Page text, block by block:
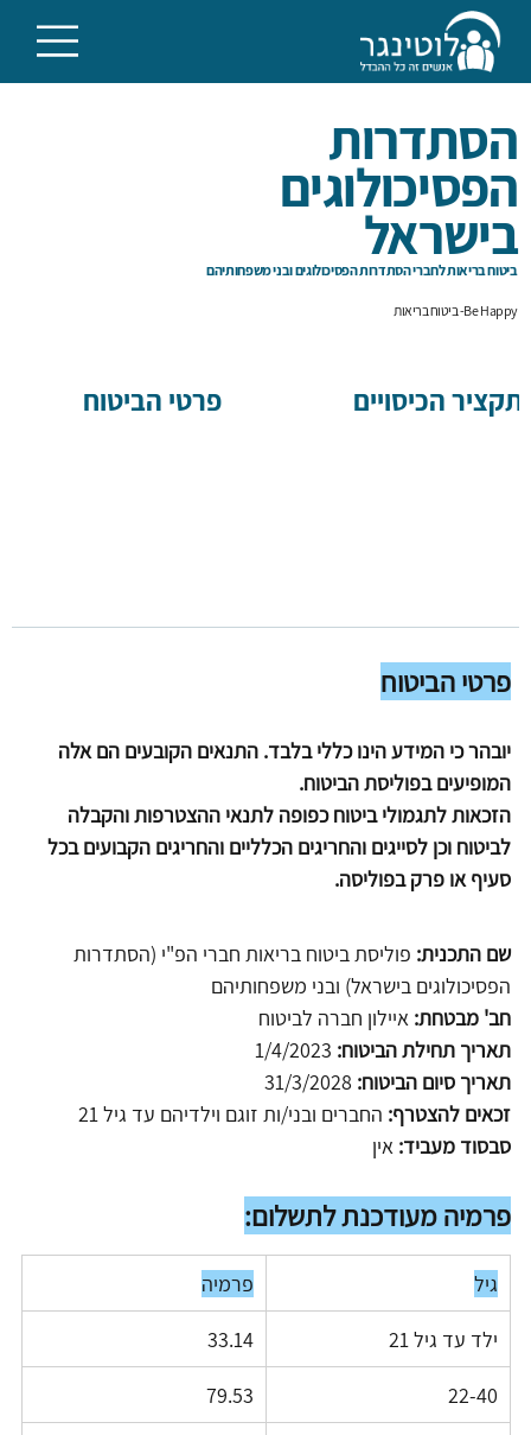
הסתדרות
הפסיכולוגים
בישראל
ביטוח בריאות לחברי הסתדרות הפסיכולוגים ובני משפחותיהם
Be Happy- ביטוח בריאות
פרטי הביטוח תקציר הכיסויים
פרטי הביטוח
יובהר כי המידע הינו כללי בלבד. התנאים הקובעים הם אלה
המופיעים בפוליסת הביטוח.
הזכאות לתגמולי ביטוח כפופה לתנאי ההצטרפות והקבלה
לביטוח וכן לסייגים והחריגים הכלליים והחריגים הקבועים בכל
סעיף או פרק בפוליסה.
שם התכנית: פוליסת ביטוח בריאות חברי הפ"י (הסתדרות
הפסיכולוגים בישראל) ובני משפחותיהם
חב' מבטחת: איילון חברה לביטוח
תאריך תחילת הביטוח:
תאריך סיום הביטוח:
זכאים להצטרף: החברים ובני/ות זוגם וילדיהם עד גיל 21
סבסוד מעביד: אין
פרמיה מעודכנת לתשלום:
גיל פרמיה
ילד עד גיל 21 33.14
22-40
79.53